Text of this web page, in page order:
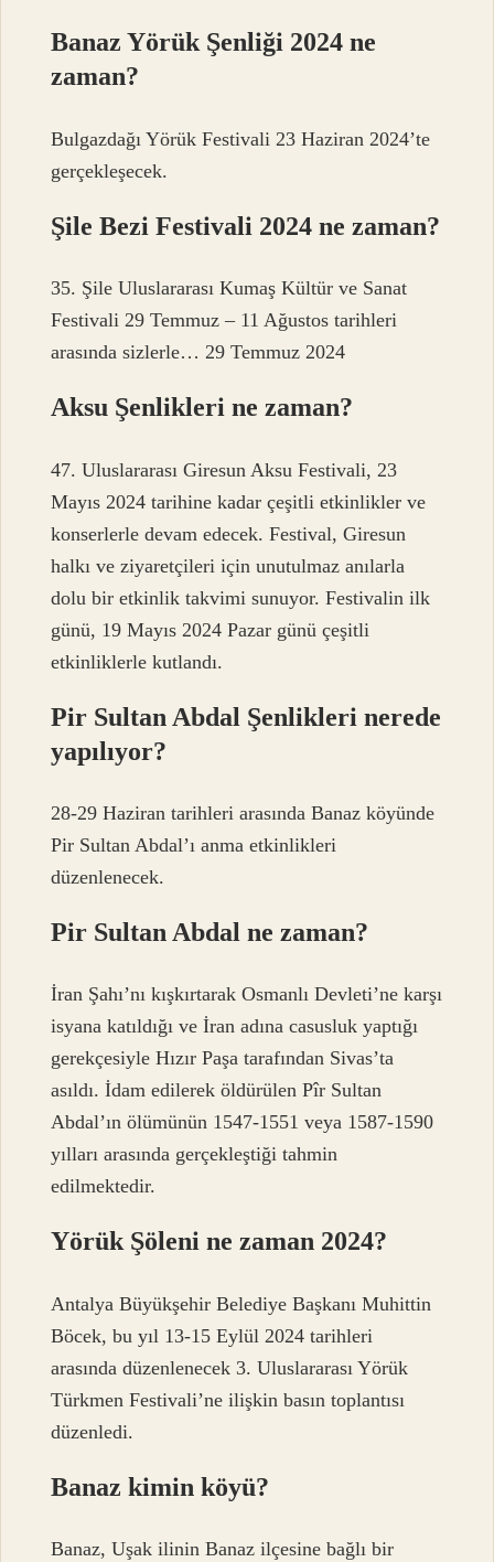
Banaz Yörük Şenliği 2024 ne
zaman?
Bulgazdağı Yörük Festivali 23 Haziran 2024’te
gerçekleşecek.
Şile Bezi Festivali 2024 ne zaman?
35. Şile Uluslararası Kumaş Kültür ve Sanat
Festivali 29 Temmuz – 11 Ağustos tarihleri ​​
arasında sizlerle… 29 Temmuz 2024
Aksu Şenlikleri ne zaman?
47. Uluslararası Giresun Aksu Festivali, 23
Mayıs 2024 tarihine kadar çeşitli etkinlikler ve
konserlerle devam edecek. Festival, Giresun
halkı ve ziyaretçileri için unutulmaz anılarla
dolu bir etkinlik takvimi sunuyor. Festivalin ilk
günü, 19 Mayıs 2024 Pazar günü çeşitli
etkinliklerle kutlandı.
Pir Sultan Abdal Şenlikleri nerede
yapılıyor?
28-29 Haziran tarihleri ​​arasında Banaz köyünde
Pir Sultan Abdal’ı anma etkinlikleri
düzenlenecek.
Pir Sultan Abdal ne zaman?
İran Şahı’nı kışkırtarak Osmanlı Devleti’ne karşı
isyana katıldığı ve İran adına casusluk yaptığı
gerekçesiyle Hızır Paşa tarafından Sivas’ta
asıldı. İdam edilerek öldürülen Pîr Sultan
Abdal’ın ölümünün 1547-1551 veya 1587-1590
yılları arasında gerçekleştiği tahmin
edilmektedir.
Yörük Şöleni ne zaman 2024?
Antalya Büyükşehir Belediye Başkanı Muhittin
Böcek, bu yıl 13-15 Eylül 2024 tarihleri ​​
arasında düzenlenecek 3. Uluslararası Yörük
Türkmen Festivali’ne ilişkin basın toplantısı
düzenledi.
Banaz kimin köyü?
Banaz, Uşak ilinin Banaz ilçesine bağlı bir